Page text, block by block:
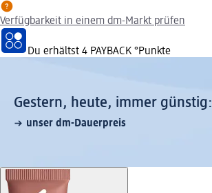
Verfügbarkeit in einem dm-Markt prüfen
Du erhältst 4 PAYBACK °Punkte
Gestern, heute, immer günstig:
unser dm-Dauerpreis